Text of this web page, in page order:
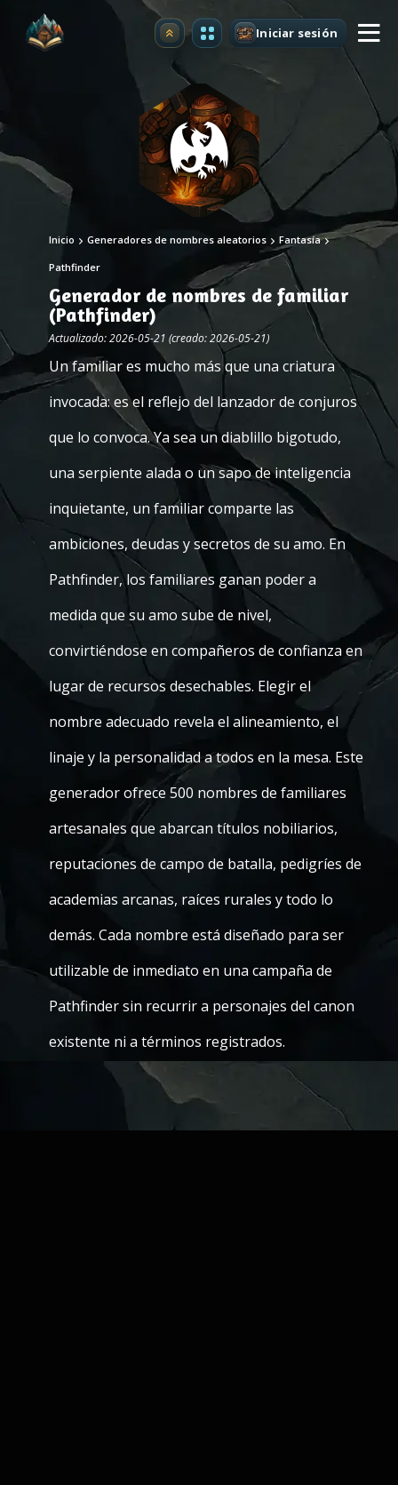
Mejorar Iniciar sesión
Inicio Generadores de nombres aleatorios Fantasía
Pathfinder
Generador de nombres de familiar
(Pathfinder)
Actualizado: 2026-05-21 (creado: 2026-05-21)
Un familiar es mucho más que una criatura
invocada: es el reflejo del lanzador de conjuros
que lo convoca. Ya sea un diablillo bigotudo,
una serpiente alada o un sapo de inteligencia
inquietante, un familiar comparte las
ambiciones, deudas y secretos de su amo. En
Pathfinder, los familiares ganan poder a
medida que su amo sube de nivel,
convirtiéndose en compañeros de confianza en
lugar de recursos desechables. Elegir el
nombre adecuado revela el alineamiento, el
linaje y la personalidad a todos en la mesa. Este
generador ofrece 500 nombres de familiares
artesanales que abarcan títulos nobiliarios,
reputaciones de campo de batalla, pedigríes de
academias arcanas, raíces rurales y todo lo
demás. Cada nombre está diseñado para ser
utilizable de inmediato en una campaña de
Pathfinder sin recurrir a personajes del canon
existente ni a términos registrados.